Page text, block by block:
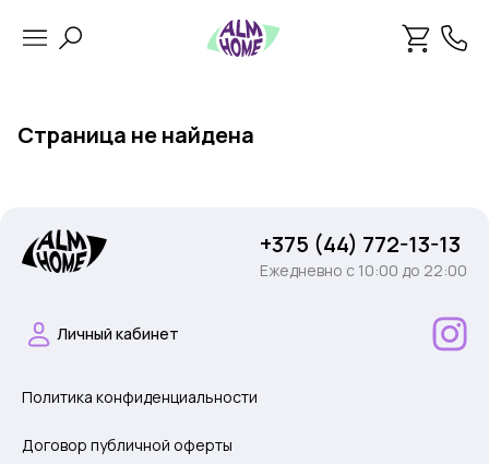
Страница не найдена
+375 (44) 772-13-13
Ежедневно c 10:00 до 22:00
Личный кабинет
Политика конфиденциальности
Договор публичной оферты